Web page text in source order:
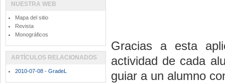
Gracias a esta
actividad de cada
guiar a un alumno
NUESTRA WEB
Mapa del sitio
Revista
Monográficos
ARTÍCULOS RELACIONADOS
2010-07-08 - GradeL